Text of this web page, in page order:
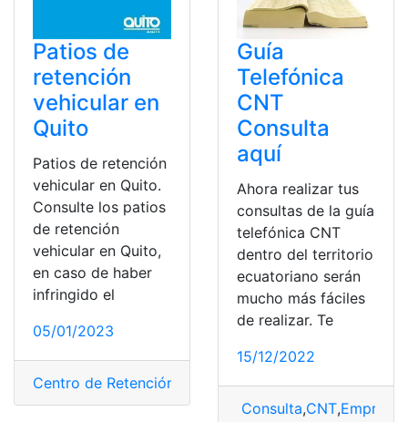
Patios de
retención
vehicular en
Quito
Patios de retención
vehicular en Quito.
Consulte los patios
de retención
vehicular en Quito,
en caso de haber
infringido el
05/01/2023
Centro de Retención Vehicular,Consultas,Ecuador,
Guía
Telefónica
CNT
Consulta
aquí
Ahora realizar tus
consultas de la guía
telefónica CNT
dentro del territorio
ecuatoriano serán
mucho más fáciles
de realizar. Te
15/12/2022
Consulta,CNT,Empresa